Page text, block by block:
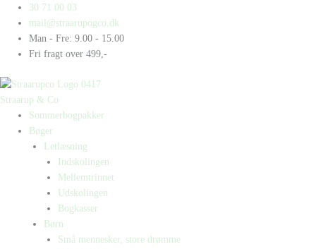
indholdet
30 71 00 03
mail@straarupogco.dk
Man - Fre: 9.00 - 15.00
Fri fragt over 499,-
Straarup & Co
Sommerbogpakker
Bøger
Letlæsning
Indskolingen
Mellemtrinnet
Udskolingen
Bogkasser
Børn
Små mennesker, store drømme
Products
search
Products
search
Muhammad